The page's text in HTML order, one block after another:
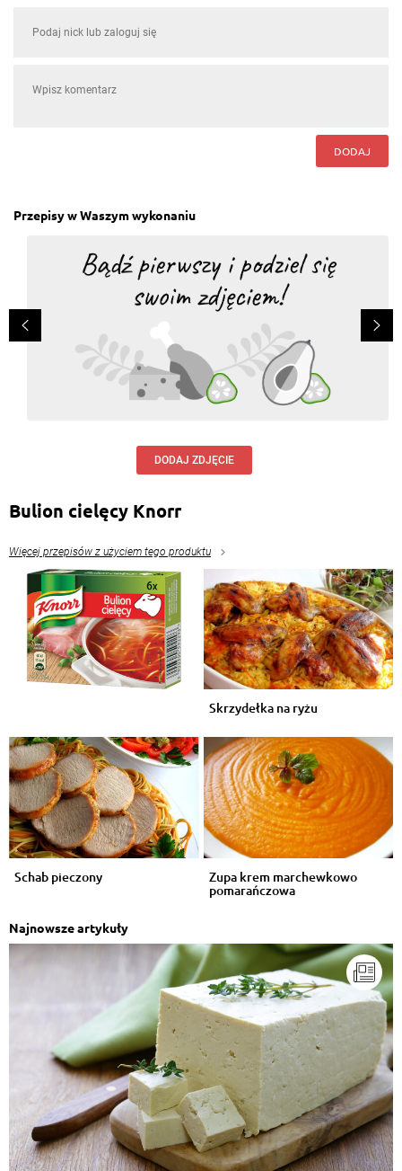
DODAJ
Przepisy w Waszym wykonaniu
DODAJ ZDJĘCIE
Bulion cielęcy Knorr
Więcej przepisów z użyciem tego produktu
Skrzydełka na ryżu
Schab pieczony Zupa krem marchewkowo
pomarańczowa
Najnowsze artykuły